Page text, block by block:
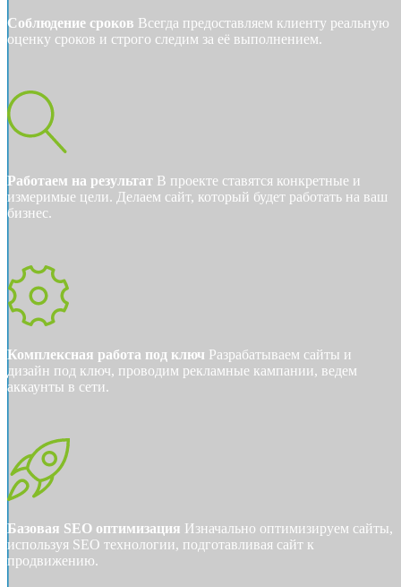
Соблюдение сроков Всегда предоставляем клиенту реальную
оценку сроков и строго следим за её выполнением.
Работаем на результат В проекте ставятся конкретные и
измеримые цели. Делаем сайт, который будет работать на ваш
бизнес.
Комплексная работа под ключ Разрабатываем сайты и
дизайн под ключ, проводим рекламные кампании, ведем
аккаунты в сети.
Базовая SEO оптимизация Изначально оптимизируем сайты,
используя SEO технологии, подготавливая сайт к
продвижению.